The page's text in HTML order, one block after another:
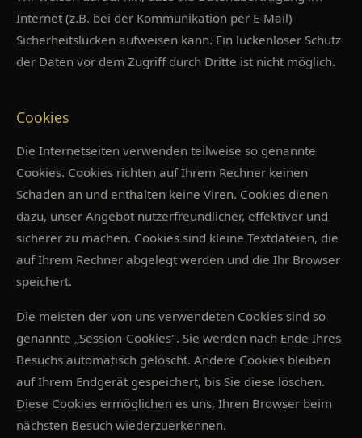
Internet (z.B. bei der Kommunikation per E-Mail)
Sicherheitslücken aufweisen kann. Ein lückenloser Schutz
der Daten vor dem Zugriff durch Dritte ist nicht möglich.
Cookies
Die Internetseiten verwenden teilweise so genannte
Cookies. Cookies richten auf Ihrem Rechner keinen
Schaden an und enthalten keine Viren. Cookies dienen
dazu, unser Angebot nutzerfreundlicher, effektiver und
sicherer zu machen. Cookies sind kleine Textdateien, die
auf Ihrem Rechner abgelegt werden und die Ihr Browser
speichert.
Die meisten der von uns verwendeten Cookies sind so
genannte „Session-Cookies". Sie werden nach Ende Ihres
Besuchs automatisch gelöscht. Andere Cookies bleiben
auf Ihrem Endgerät gespeichert, bis Sie diese löschen.
Diese Cookies ermöglichen es uns, Ihren Browser beim
nächsten Besuch wiederzuerkennen.